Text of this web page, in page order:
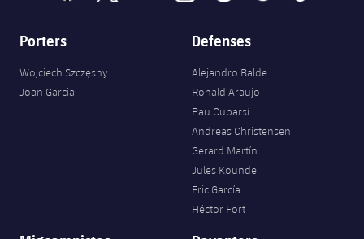
Porters
Wojciech Szczęsny
Joan Garcia
Defenses
Alejandro Balde
Ronald Araujo
Pau Cubarsí
Andreas Christensen
Gerard Martín
Jules Kounde
Eric García
Héctor Fort